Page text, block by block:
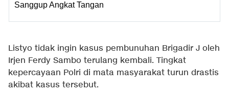
Sanggup Angkat Tangan
Listyo tidak ingin kasus pembunuhan Brigadir J oleh
Irjen Ferdy Sambo terulang kembali. Tingkat
kepercayaan Polri di mata masyarakat turun drastis
akibat kasus tersebut.